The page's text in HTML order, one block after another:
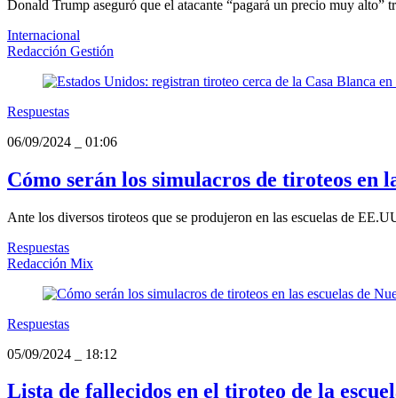
Donald Trump aseguró que el atacante “pagará un precio muy alto”
Internacional
Redacción Gestión
Respuestas
06/09/2024
01:06
Cómo serán los simulacros de tiroteos en
Ante los diversos tiroteos que se produjeron en las escuelas de
Respuestas
Redacción Mix
Respuestas
05/09/2024
18:12
Lista de fallecidos en el tiroteo de la